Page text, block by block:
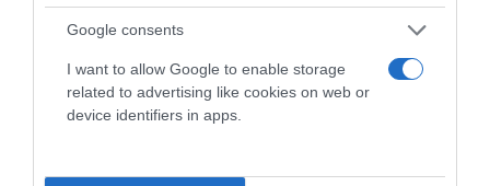
Google consents
I want to allow Google to enable storage
related to advertising like cookies on web or
device identifiers in apps.